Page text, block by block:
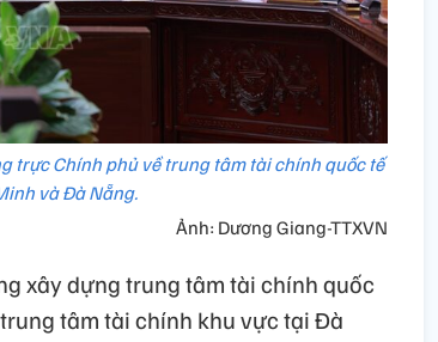
trực Chính phủ về trung tâm tài chính quốc tế
và Đà Nẵng.
Ảnh: Dương Giang-TTXVN
xây dựng trung tâm tài chính quốc
tâm tài chính khu vực tại Đà